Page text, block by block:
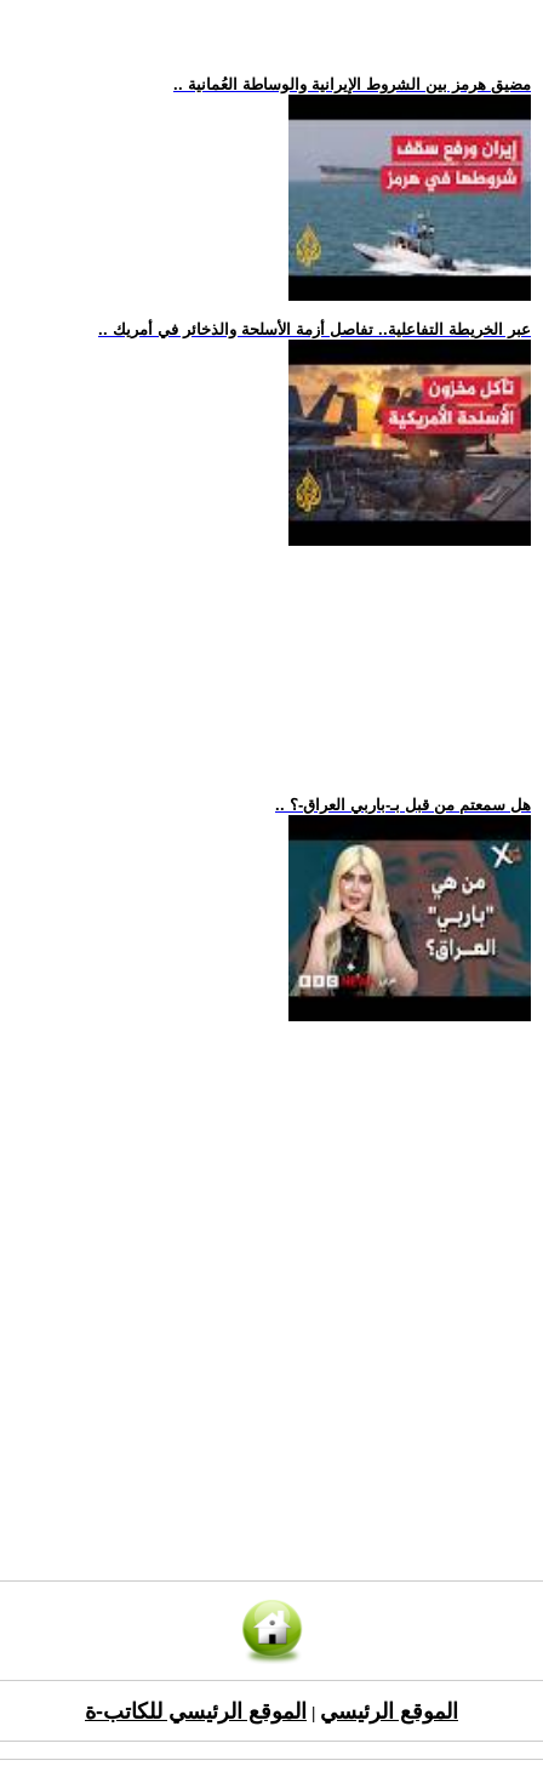
.. مضيق هرمز بين الشروط الإيرانية والوساطة العُمانية
.. عبر الخريطة التفاعلية.. تفاصل أزمة الأسلحة والذخائر في أمريك
.. هل سمعتم من قبل بـ-باربي العراق-؟
الموقع الرئيسي الموقع الرئيسي للكاتب-ة